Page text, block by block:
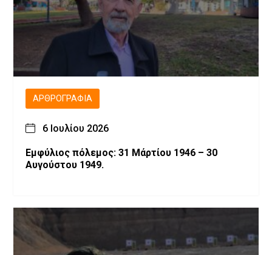
ΑΡΘΡΟΓΡΑΦΊΑ
6 Ιουλίου 2026
Εμφύλιος πόλεμος: 31 Μάρτίου 1946 – 30
Αυγούστου 1949.